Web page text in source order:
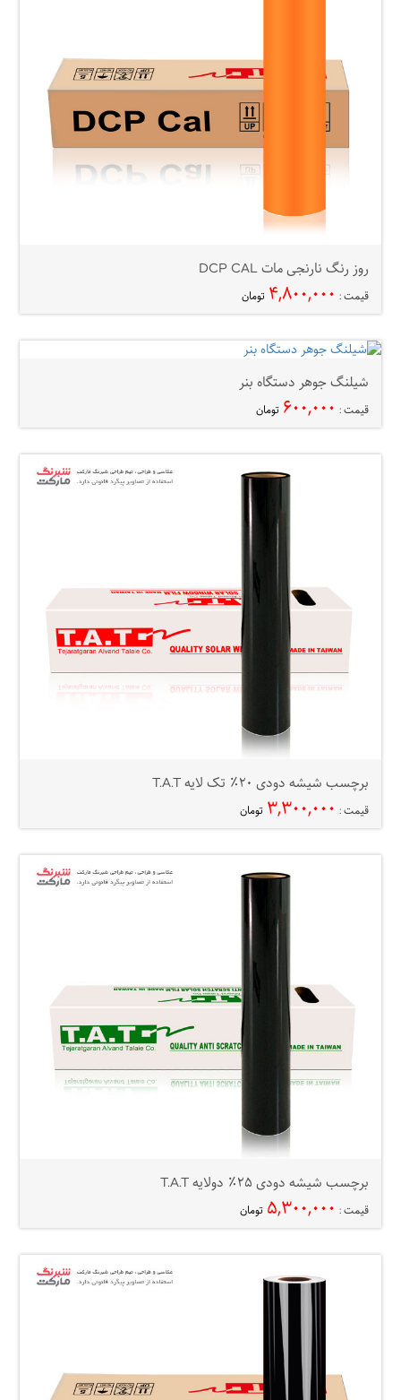
روز رنگ نارنجی مات DCP CAL
قیمت : ۴,۸۰۰,۰۰۰ تومان
شیلنگ جوهر دستگاه بنر
قیمت : ۶۰۰,۰۰۰ تومان
برچسب شیشه دودی ۲۰٪ تک لایه T.A.T
قیمت : ۳,۳۰۰,۰۰۰ تومان
برچسب شیشه دودی ۲۵٪ دولایه T.A.T
قیمت : ۵,۳۰۰,۰۰۰ تومان